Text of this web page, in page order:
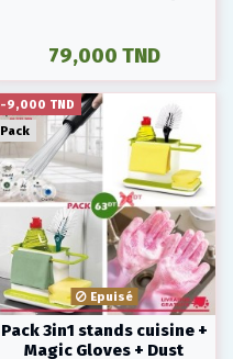
79,000 TND
-9,000 TND
Pack
Epuisé
Pack 3in1 stands cuisine +
Magic Gloves + Dust